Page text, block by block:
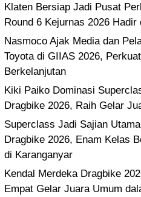
Klaten Bersiap Jadi Pusat
Round 6 Kejurnas 2026
Nasmoco Ajak Media dan
Toyota di GIIAS 2026,
Berkelanjutan
Kiki Paiko Dominasi
Dragbike 2026, Raih Gelar
Superclass Jadi Sajian
Dragbike 2026, Enam Kelas
di Karanganyar
Kendal Merdeka Dragbike
Empat Gelar Juara Umum